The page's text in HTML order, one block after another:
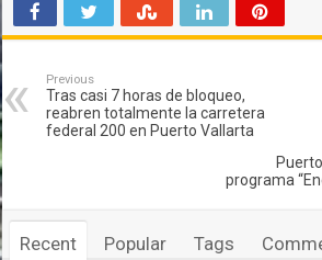
Previous
Tras casi 7 horas de bloqueo,
reabren totalmente la carretera
federal 200 en Puerto Vallarta
programa
Recent Popular Tags